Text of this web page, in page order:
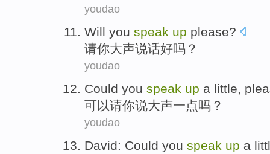
youdao
Will you speak up please?
请你大声说话好吗？
youdao
Could you speak up a little,
可以请你说大声一点吗？
youdao
David: Could you speak up a